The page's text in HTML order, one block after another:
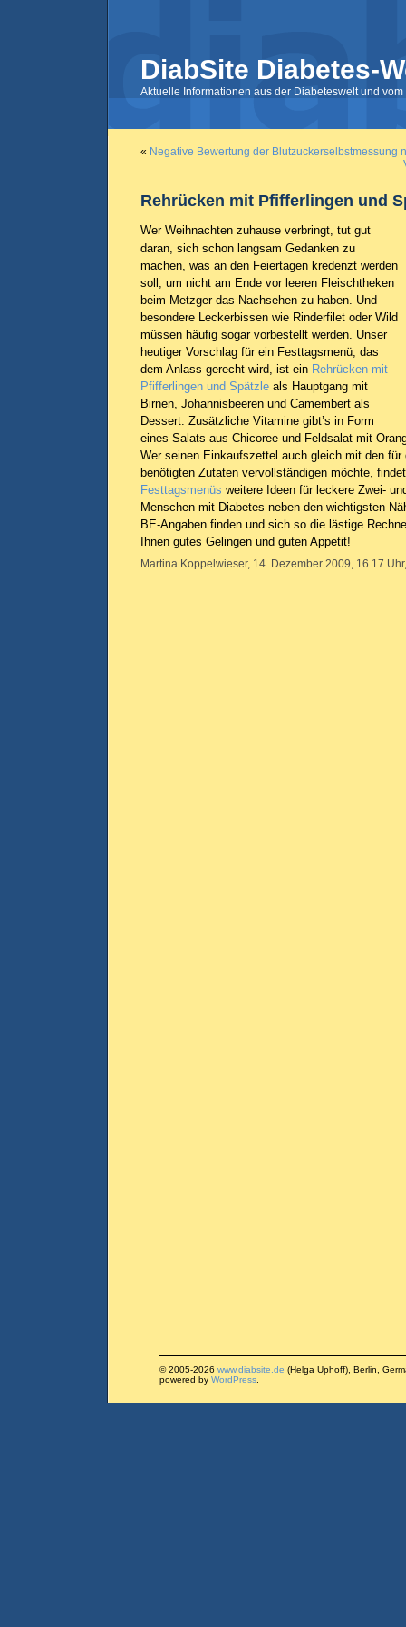
DiabSite Diabetes-
Aktuelle Informationen aus der Diabeteswelt und
« Negative Bewertung der Blutzuckerselbstmessung
Rehrücken mit Pfifferlingen und
Wer Weihnachten zuhause verbringt, tut gut
daran, sich schon langsam Gedanken zu
machen, was an den Feiertagen kredenzt werden
soll, um nicht am Ende vor leeren Fleischtheken
beim Metzger das Nachsehen zu haben. Und
besondere Leckerbissen wie Rinderfilet oder Wild
müssen häufig sogar vorbestellt werden. Unser
heutiger Vorschlag für ein Festtagsmenü, das
dem Anlass gerecht wird, ist ein Rehrücken mit
Pfifferlingen und Spätzle als Hauptgang mit
Birnen, Johannisbeeren und Camembert als
Dessert. Zusätzliche Vitamine gibt’s in Form
eines Salats aus Chicoree und Feldsalat mit
Wer seinen Einkaufszettel auch gleich mit den für
benötigten Zutaten vervollständigen möchte,
Festtagsmenüs weitere Ideen für leckere Zwei-
Menschen mit Diabetes neben den wichtigsten
BE-Angaben finden und sich so die lästige
Ihnen gutes Gelingen und guten Appetit!
Martina Koppelwieser, 14. Dezember 2009, 16.17
© 2005-2026 www.diabsite.de (Helga Uphoff), Berlin,
powered by WordPress.